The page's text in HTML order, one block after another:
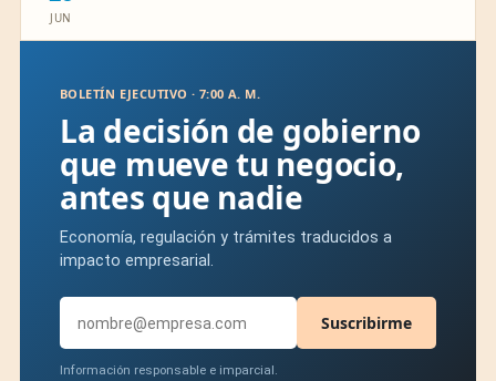
JUN
BOLETÍN EJECUTIVO · 7:00 A. M.
La decisión de gobierno
que mueve tu negocio,
antes que nadie
Economía, regulación y trámites traducidos a
impacto empresarial.
Suscribirme
Información responsable e imparcial.